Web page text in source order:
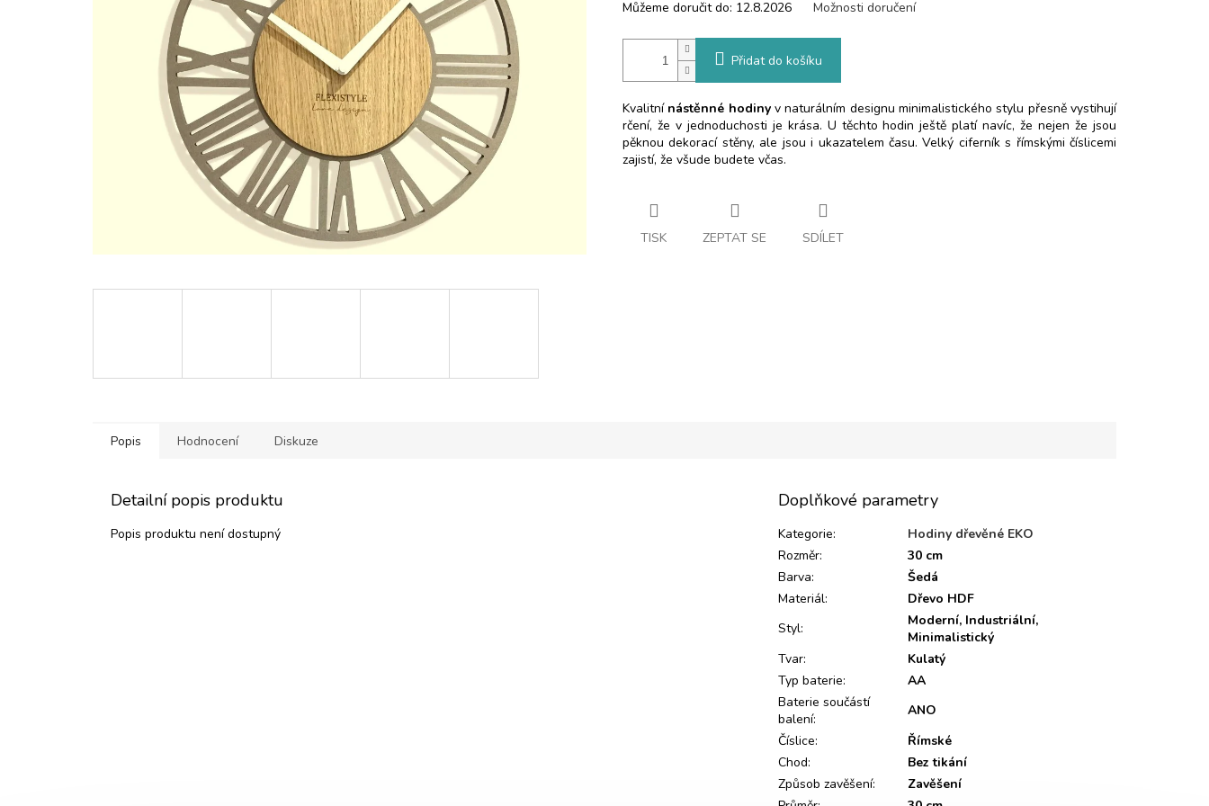
Můžeme doručit do: 12.8.2026 Možnosti doručení
Přidat do košíku
Kvalitní nástěnné hodinyv naturálním designu minimalistického stylu přesně vystihují
rčení, že v jednoduchosti je krása. U těchto hodin ještě platí navíc, že nejen že jsou
pěknou dekorací stěny, ale jsou i ukazatelem času. Velký ciferník s římskými číslicemi
zajistí, že všude budete včas.
TISK ZEPTAT SE SDÍLET
Popis Hodnocení Diskuze
Detailní popis produktu
Popis produktu není dostupný
Doplňkové parametry
Kategorie:
Hodiny dřevěné EKO
Rozměr:
30 cm
Barva:
Šedá
Materiál:
Dřevo HDF
Styl:
Moderní, Industriální,
Minimalistický
Tvar:
Kulatý
Typ baterie:
AA
Baterie součástí
balení:
ANO
Číslice:
Římské
Chod:
Bez tikání
Způsob zavěšení:
Zavěšení